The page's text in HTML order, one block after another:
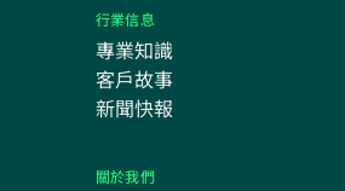
行業信息
專業知識
客戶故事
新聞快報
關於我們